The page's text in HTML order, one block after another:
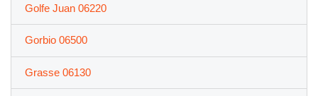
Golfe Juan 06220
Gorbio 06500
Grasse 06130